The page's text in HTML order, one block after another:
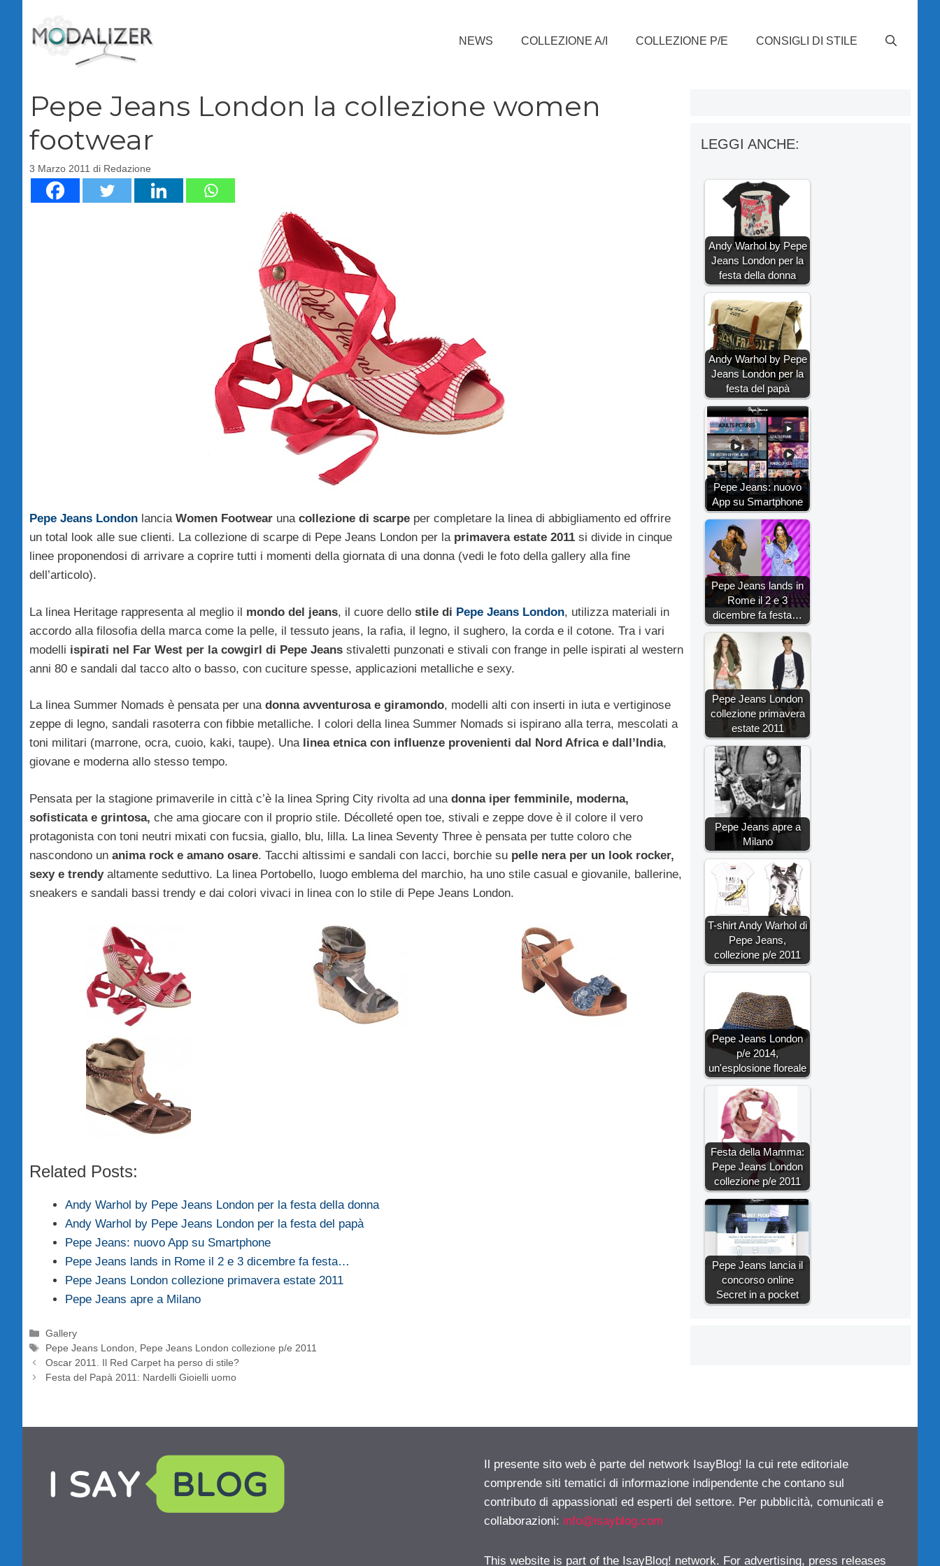
contenuto
NEWS COLLEZIONE A/I COLLEZIONE P/E CONSIGLI DI STILE
Pepe Jeans London la collezione women
footwear
3 Marzo 2011 di Redazione
Pepe Jeans London lancia Women Footwear una collezione di scarpe per completare la linea di abbigliamento ed offrire
un total look alle sue clienti. La collezione di scarpe di Pepe Jeans London per la primavera estate 2011 si divide in cinque
linee proponendosi di arrivare a coprire tutti i momenti della giornata di una donna (vedi le foto della gallery alla fine
dell’articolo).
La linea Heritage rappresenta al meglio il mondo del jeans, il cuore dello stile di Pepe Jeans London, utilizza materiali in
accordo alla filosofia della marca come la pelle, il tessuto jeans, la rafia, il legno, il sughero, la corda e il cotone. Tra i vari
modelli ispirati nel Far West per la cowgirl di Pepe Jeans stivaletti punzonati e stivali con frange in pelle ispirati al western
anni 80 e sandali dal tacco alto o basso, con cuciture spesse, applicazioni metalliche e sexy.
La linea Summer Nomads è pensata per una donna avventurosa e giramondo, modelli alti con inserti in iuta e vertiginose
zeppe di legno, sandali rasoterra con fibbie metalliche. I colori della linea Summer Nomads si ispirano alla terra, mescolati a
toni militari (marrone, ocra, cuoio, kaki, taupe). Unalinea etnica con influenze provenienti dal Nord Africa e dall’India,
giovane e moderna allo stesso tempo.
Pensata per la stagione primaverile in città c’è la linea Spring City rivolta ad una donna iper femminile, moderna,
sofisticata e grintosa, che ama giocare con il proprio stile. Décolleté open toe, stivali e zeppe dove è il colore il vero
protagonista con toni neutri mixati con fucsia, giallo, blu, lilla. La linea Seventy Three è pensata per tutte coloro che
nascondono un anima rock e amano osare. Tacchi altissimi e sandali con lacci, borchie su pelle nera per un look rocker,
sexy e trendyaltamente seduttivo. La linea Portobello, luogo emblema del marchio, ha uno stile casual e giovanile, ballerine,
sneakers e sandali bassi trendy e dai colori vivaci in linea con lo stile di Pepe Jeans London.
Related Posts:
Andy Warhol by Pepe Jeans London per la festa della donna
Andy Warhol by Pepe Jeans London per la festa del papà
Pepe Jeans: nuovo App su Smartphone
Pepe Jeans lands in Rome il 2 e 3 dicembre fa festa…
Pepe Jeans London collezione primavera estate 2011
Pepe Jeans apre a Milano
Categorie
Gallery
Tag
Pepe Jeans London, Pepe Jeans London collezione p/e 2011
Oscar 2011. Il Red Carpet ha perso di stile?
Festa del Papà 2011: Nardelli Gioielli uomo
LEGGI ANCHE:
Andy Warhol by Pepe
Jeans London per la
festa della donna
Andy Warhol by Pepe
Jeans London per la
festa del papà
Pepe Jeans: nuovo
App su Smartphone
Pepe Jeans lands in
Rome il 2 e 3
dicembre fa festa…
Pepe Jeans London
collezione primavera
estate 2011
Pepe Jeans apre a
Milano
T-shirt Andy Warhol di
Pepe Jeans,
collezione p/e 2011
Pepe Jeans London
p/e 2014,
un'esplosione floreale
Festa della Mamma:
Pepe Jeans London
collezione p/e 2011
Pepe Jeans lancia il
concorso online
Secret in a pocket
Il presente sito web è parte del network IsayBlog! la cui rete editoriale
comprende siti tematici di informazione indipendente che contano sul
contributo di appassionati ed esperti del settore. Per pubblicità, comunicati e
collaborazioni: info@isayblog.com
This website is part of the IsayBlog! network. For advertising, press releases